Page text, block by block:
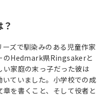
ズで馴染みのある児童作家
のHedmark県Ringsakerと
家庭の末っ子だった彼は
ていました。小学校での成
を書くこと、そして役者と